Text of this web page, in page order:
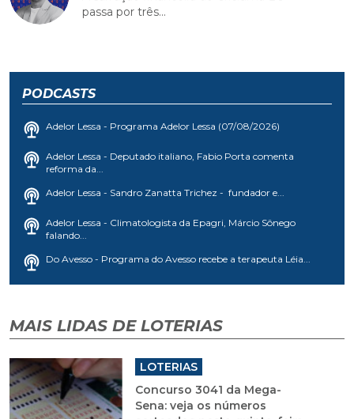
passa por três...
PODCASTS
Adelor Lessa - Programa Adelor Lessa (07/08/2026)
Adelor Lessa - Deputado italiano, Fabio Porta comenta
reforma da...
Adelor Lessa - Sandro Zanatta Trichez - fundador e...
Adelor Lessa - Climatologista da Epagri, Márcio Sônego
falando...
Do Avesso - Programa do Avesso recebe a terapeuta Léia...
MAIS LIDAS DE LOTERIAS
LOTERIAS
Concurso 3041 da Mega-
Sena: veja os números